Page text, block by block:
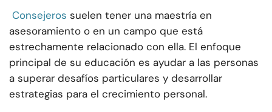
Consejeros suelen tener una maestría en
asesoramiento o en un campo que está
estrechamente relacionado con ella. El enfoque
principal de su educación es ayudar a las personas
a superar desafíos particulares y desarrollar
estrategias para el crecimiento personal.